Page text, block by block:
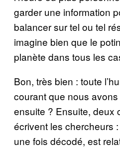
garder une information
balancer sur tel ou tel
imagine bien que le
planète dans tous les
Bon, très bien : toute
courant que nous
ensuite ? Ensuite, deux
écrivent les chercheurs
une fois décodé, est